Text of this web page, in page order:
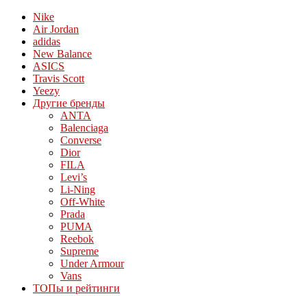
Nike
Air Jordan
adidas
New Balance
ASICS
Travis Scott
Yeezy
Другие бренды
ANTA
Balenciaga
Converse
Dior
FILA
Levi’s
Li-Ning
Off-White
Prada
PUMA
Reebok
Supreme
Under Armour
Vans
ТОПы и рейтинги